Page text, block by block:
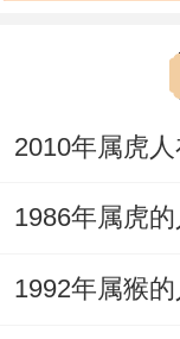
波折.在跟着
压力等因素
吵.“哎呀；
怎么又吵起来
”着时候，属